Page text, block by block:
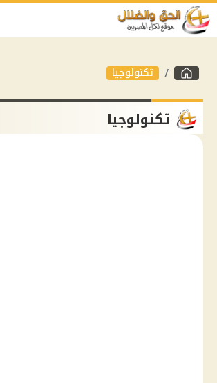
تكنولوجيا
تكنولوجيا